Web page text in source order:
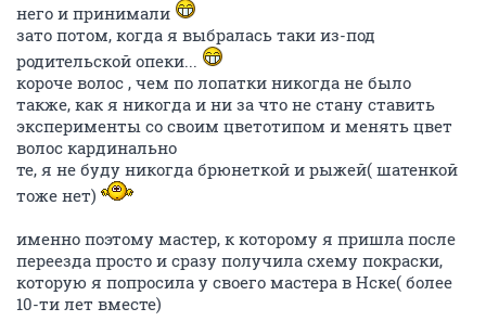
него и принимали
зато потом, когда я выбралась таки из-под
родительской опеки...
короче волос , чем по лопатки никогда не было
также, как я никогда и ни за что не стану ставить
эксперименты со своим цветотипом и менять цвет
волос кардинально
те, я не буду никогда брюнеткой и рыжей( шатенкой
тоже нет)
именно поэтому мастер, к которому я пришла после
переезда просто и сразу получила схему покраски,
которую я попросила у своего мастера в Нске( более
10-ти лет вместе)